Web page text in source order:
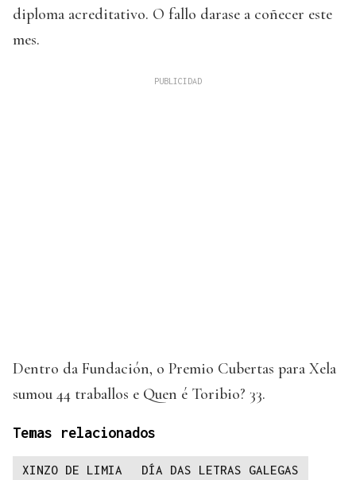
diploma acreditativo. O fallo darase a coñecer este
mes.
Dentro da Fundación, o Premio Cubertas para Xela
sumou 44 traballos e Quen é Toribio? 33.
Temas relacionados
XINZO DE LIMIA
DÍA DAS LETRAS GALEGAS